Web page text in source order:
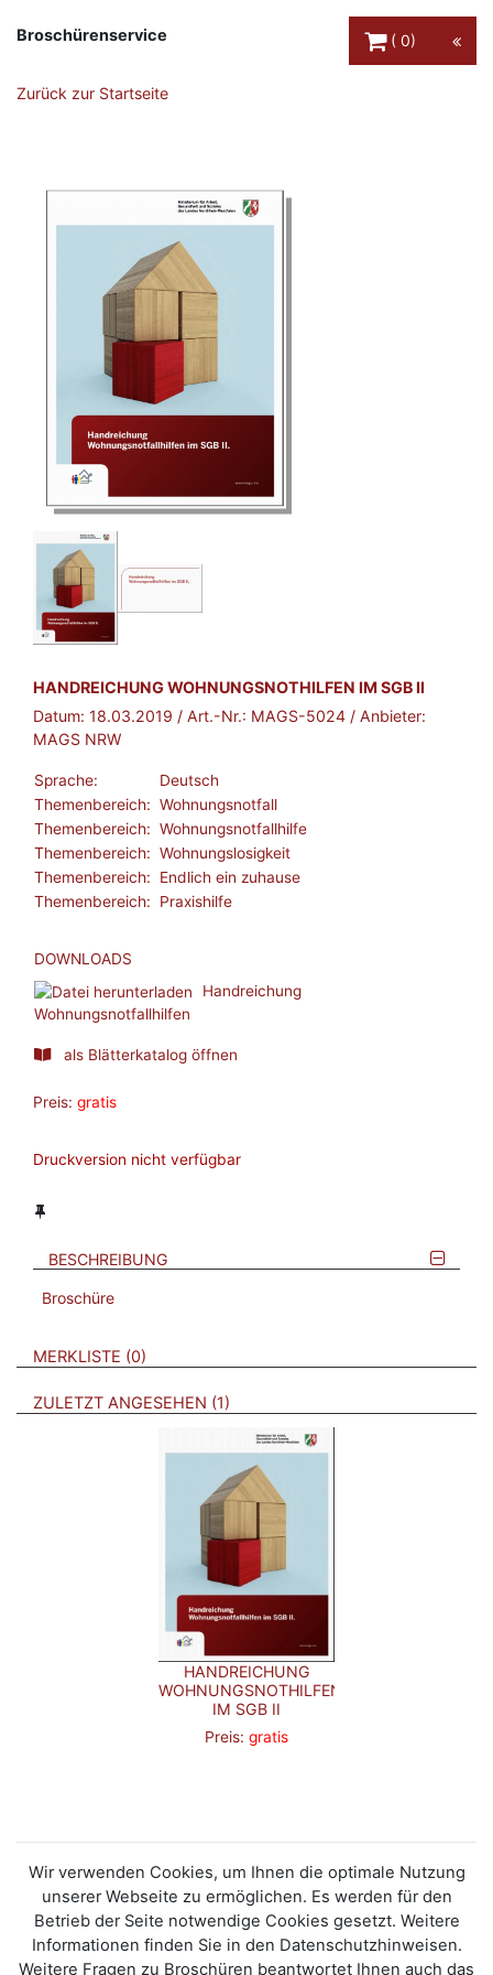
Broschürenservice
0
Zurück zur Startseite
BROSCHÜRE:
HANDREICHUNG WOHNUNGSNOTHILFEN IM SGB II
Datum: 18.03.2019 / Art.-Nr.: MAGS-5024 / Anbieter:
MAGS NRW
Sprache:
Deutsch
Themenbereich: Wohnungsnotfall
Themenbereich: Wohnungsnotfallhilfe
Themenbereich: Wohnungslosigkeit
Themenbereich:
Endlich ein zuhause
Themenbereich:
Praxishilfe
DOWNLOADS
Handreichung
Wohnungsnotfallhilfen
als Blätterkatalog öffnen
Preis: gratis
Druckversion nicht verfügbar
BESCHREIBUNG
Broschüre
VERWEISE AUF VERMERKTE- ODER ZULETZT ANGESEHENE
MERKLISTE 0 BROSCHÜREN
ZULETZT ANGESEHEN 1 BROSCHÜREN
HANDREICHUNG
WOHNUNGSNOTHILFEN
IM SGB II
Preis: gratis
Wir verwenden Cookies, um Ihnen die optimale Nutzung
unserer Webseite zu ermöglichen. Es werden für den
Betrieb der Seite notwendige Cookies gesetzt. Weitere
Informationen finden Sie in den Datenschutzhinweisen.
Weitere Fragen zu Broschüren beantwortet Ihnen auch das